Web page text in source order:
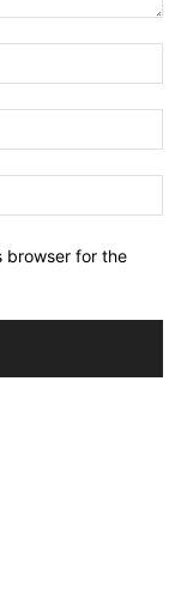
browser for the